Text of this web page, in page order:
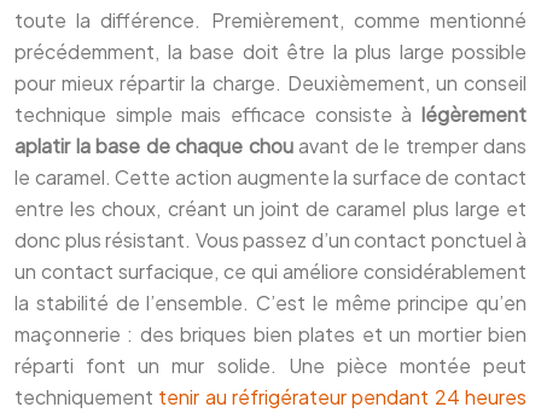
toute la différence. Premièrement, comme mentionné
précédemment, la base doit être la plus large possible
pour mieux répartir la charge. Deuxièmement, un conseil
technique simple mais efficace consiste à légèrement
aplatir la base de chaque chouavant de le tremper dans
le caramel. Cette action augmente la surface de contact
entre les choux, créant un joint de caramel plus large et
donc plus résistant. Vous passez d’un contact ponctuel à
un contact surfacique, ce qui améliore considérablement
la stabilité de l’ensemble. C’est le même principe qu’en
maçonnerie : des briques bien plates et un mortier bien
réparti font un mur solide. Une pièce montée peut
techniquement tenir au réfrigérateur pendant 24 heures